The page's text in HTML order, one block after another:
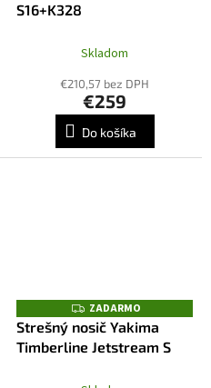
S16+K328
Skladom
€210,57 bez DPH
€259
Do košíka
Z
A
D
A
O
ZADARMO
Strešný nosič Yakima
Timberline Jetstream S